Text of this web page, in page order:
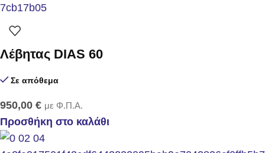
Λέβητας DIAS 60
Σε απόθεμα
950,00 € με Φ.Π.Α.
Προσθήκη στο καλάθι